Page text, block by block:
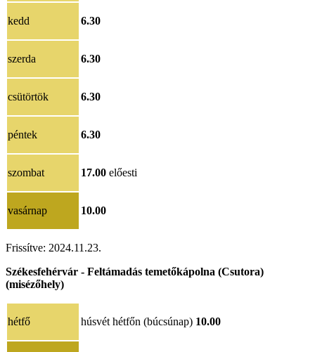
kedd 6.30
szerda 6.30
csütörtök 6.30
péntek 6.30
szombat 17.00 előesti
vasárnap 10.00
Frissítve: 2024.11.23.
Székesfehérvár - Feltámadás temetőkápolna (Csutora)
(misézőhely)
hétfő húsvét hétfőn (búcsúnap) 10.00